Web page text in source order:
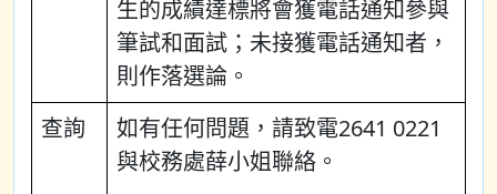
生的成績達標將會獲電話通知參與
筆試和面試；未接獲電話通知者，
則作落選論。
查詢
如有任何問題，請致電2641 0221
與校務處薛小姐聯絡。